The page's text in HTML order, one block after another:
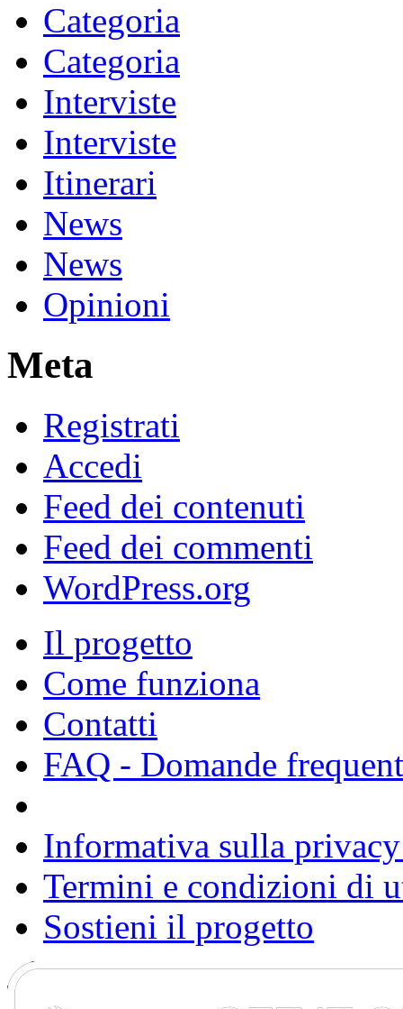
Categoria
Categoria
Interviste
Interviste
Itinerari
News
News
Opinioni
Meta
Registrati
Accedi
Feed dei contenuti
Feed dei commenti
WordPress.org
Il progetto
Come funziona
Contatti
FAQ - Domande
Informativa sulla
Termini e condizioni di
Sostieni il progetto